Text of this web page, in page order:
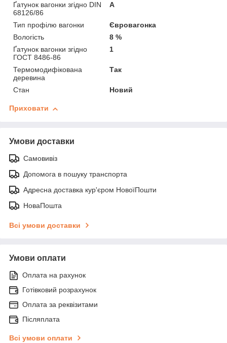
Ґатунок вагонки згідно DIN
68126/86
А
Тип профілю вагонки
Євровагонка
Вологість
8 %
Ґатунок вагонки згідно
ГОСТ 8486-86
1
Термомодифікована
деревина
Так
Стан Новий
Приховати
Умови доставки
Самовивіз
Допомога в пошуку транспорта
Адресна доставка кур'єром НовоїПошти
НоваПошта
Всі умови доставки
Умови оплати
Оплата на рахунок
Готівковий розрахунок
Оплата за реквізитами
Післяплата
Всі умови оплати